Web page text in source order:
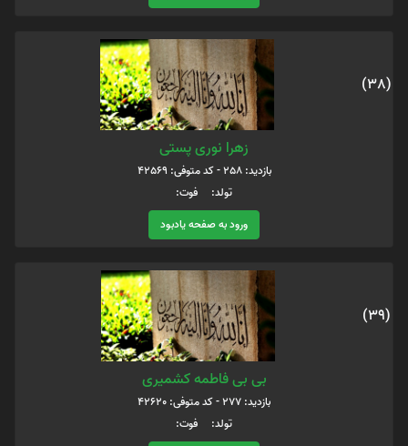
(38)
زهرا نوری پستی
بازدید: 258 - کد متوفی: 42569
تولد: فوت:
ورود به صفحه یادبود
(39)
بی بی فاطمه کشمیری
بازدید: 277 - کد متوفی: 42620
تولد: فوت: